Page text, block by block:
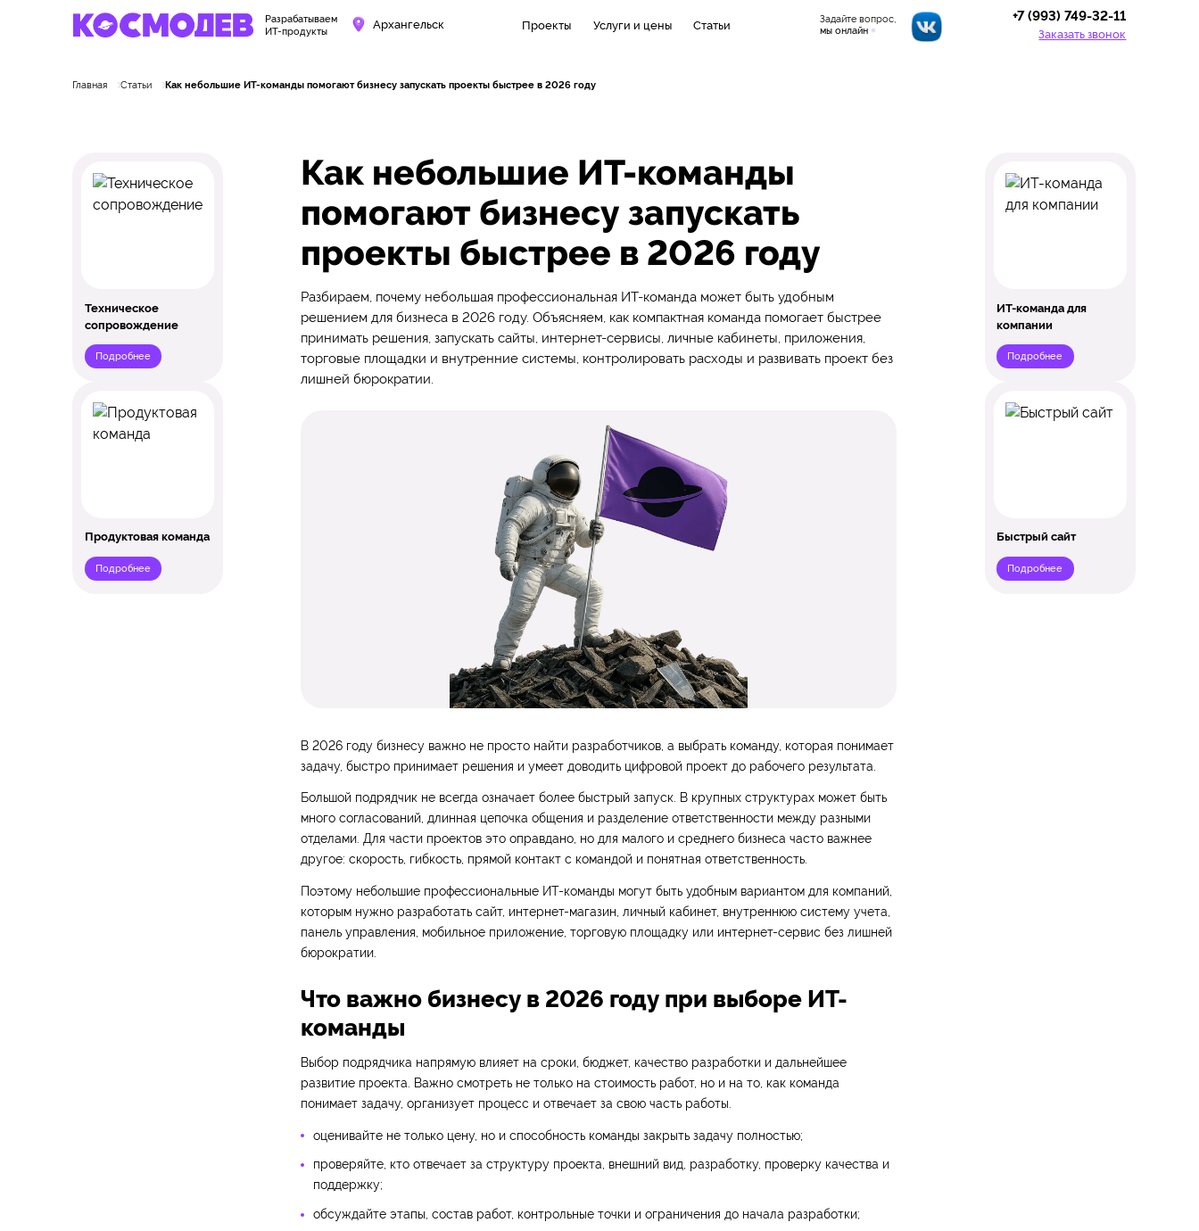
Разрабатываем
ИТ-продукты
Архангельск Проекты Услуги и цены Статьи
+7 (993) 749-32-11
Заказать звонок
Задайте вопрос,
мы онлайн
Главная Статьи Как небольшие ИТ-команды помогают бизнесу запускать проекты быстрее в 2026 году
Техническое
сопровождение
Подробнее
Продуктовая команда
Подробнее
Как небольшие ИТ-команды
помогают бизнесу запускать
проекты быстрее в 2026 году
Разбираем, почему небольшая профессиональная ИТ-команда может быть удобным
решением для бизнеса в 2026 году. Объясняем, как компактная команда помогает быстрее
принимать решения, запускать сайты, интернет-сервисы, личные кабинеты, приложения,
торговые площадки и внутренние системы, контролировать расходы и развивать проект без
лишней бюрократии.
В 2026 году бизнесу важно не просто найти разработчиков, а выбрать команду, которая понимает
задачу, быстро принимает решения и умеет доводить цифровой проект до рабочего результата.
Большой подрядчик не всегда означает более быстрый запуск. В крупных структурах может быть
много согласований, длинная цепочка общения и разделение ответственности между разными
отделами. Для части проектов это оправдано, но для малого и среднего бизнеса часто важнее
другое: скорость, гибкость, прямой контакт с командой и понятная ответственность.
Поэтому небольшие профессиональные ИТ-команды могут быть удобным вариантом для компаний,
которым нужно разработать сайт, интернет-магазин, личный кабинет, внутреннюю систему учета,
панель управления, мобильное приложение, торговую площадку или интернет-сервис без лишней
бюрократии.
Что важно бизнесу в 2026 году при выборе ИТ-
команды
Выбор подрядчика напрямую влияет на сроки, бюджет, качество разработки и дальнейшее
развитие проекта. Важно смотреть не только на стоимость работ, но и на то, как команда
понимает задачу, организует процесс и отвечает за свою часть работы.
оценивайте не только цену, но и способность команды закрыть задачу полностью;
проверяйте, кто отвечает за структуру проекта, внешний вид, разработку, проверку качества и
поддержку;
обсуждайте этапы, состав работ, контрольные точки и ограничения до начала разработки;
ИТ-команда для
компании
Подробнее
Быстрый сайт
Подробнее